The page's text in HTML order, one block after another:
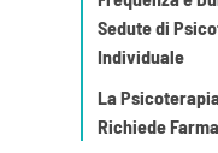
Sedute di
Individuale
La
Richiede